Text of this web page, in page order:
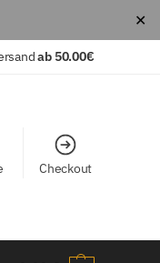
✕
ab 50.00€
Checkout